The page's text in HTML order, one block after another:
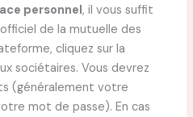
personnel, il vous suffit
de la mutuelle des
cliquez sur la
sociétaires. Vous devrez
(généralement votre
mot de passe). En cas